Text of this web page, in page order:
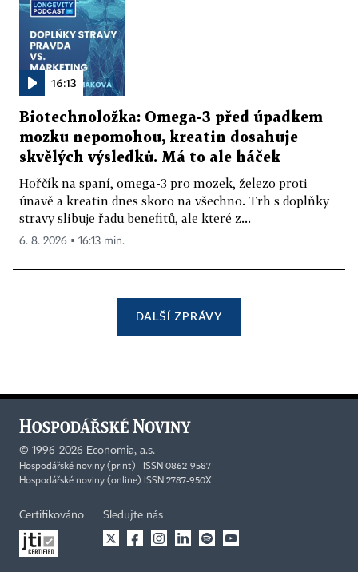
16:13
Biotechnoložka: Omega-3 před úpadkem
mozku nepomohou, kreatin dosahuje
skvělých výsledků. Má to ale háček
Hořčík na spaní, omega-3 pro mozek, železo proti
únavě a kreatin dnes skoro na všechno. Trh s doplňky
stravy slibuje řadu benefitů, ale které z...
6. 8. 2026 ▪ 16:13 min.
DALŠÍ ZPRÁVY
© 1996-2026 Economia, a.s.
Hospodářské noviny (print) ISSN 0862-9587
Hospodářské noviny (online) ISSN 2787-950X
Certifikováno Sledujte nás